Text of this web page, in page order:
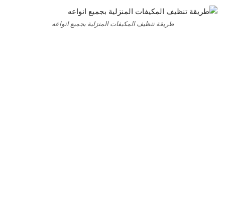
طريقة تنظيف المكيفات المنزلية بجميع انواعه